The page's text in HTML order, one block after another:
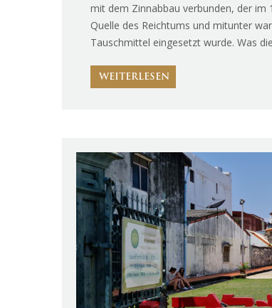
mit dem Zinnabbau verbunden, der im
Quelle des Reichtums und mitunter
Tauschmittel eingesetzt wurde. Was
WEITERLESEN